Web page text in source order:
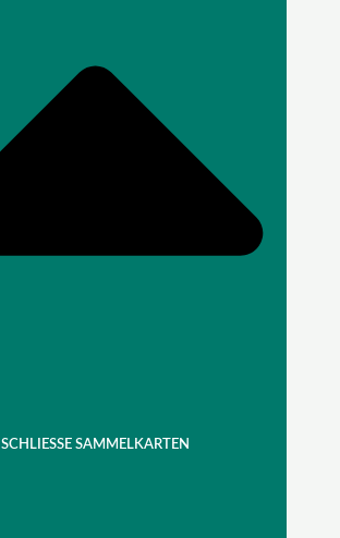
SCHLIESSE SAMMELKARTEN